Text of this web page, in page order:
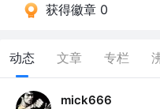
获得徽章 0
动态 文章 专栏
mick666